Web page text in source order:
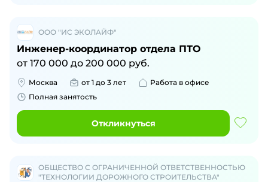
ООО "ИС ЭКОЛАЙФ"
Инженер-координатор отдела ПТО
от 170 000 до 200 000 руб.
Москва от 1 до 3 лет
Работа в офисе
Полная занятость
Откликнуться
ОБЩЕСТВО С ОГРАНИЧЕННОЙ ОТВЕТСТВЕННОСТЬЮ
"ТЕХНОЛОГИИ ДОРОЖНОГО СТРОИТЕЛЬСТВА"